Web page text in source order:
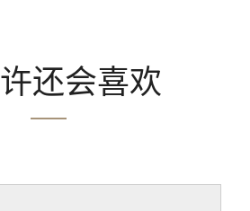
还会喜欢